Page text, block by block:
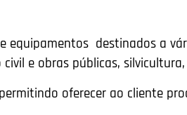
equipamentos destinados a
e obras públicas,
oferecer ao cliente